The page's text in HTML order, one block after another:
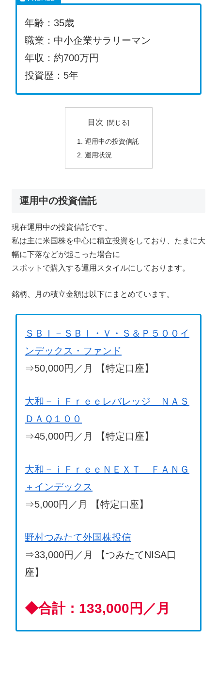
年齢：35歳
職業：中小企業サラリーマン
年収：約700万円
投資歴：5年
目次
運用中の投資信託
運用状況
運用中の投資信託
現在運用中の投資信託です。
私は主に米国株を中心に積立投資をしており、たまに大
幅に下落などが起こった場合に
スポットで購入する運用スタイルにしております。
銘柄、月の積立金額は以下にまとめています。
ＳＢＩ－ＳＢＩ・Ｖ・Ｓ＆Ｐ５００イ
ンデックス・ファンド
⇒50,000円／月 【特定口座】
大和－ｉＦｒｅｅレバレッジ ＮＡＳ
ＤＡＱ１００
⇒45,000円／月 【特定口座】
大和－ｉＦｒｅｅＮＥＸＴ ＦＡＮＧ
＋インデックス
⇒5,000円／月 【特定口座】
野村つみたて外国株投信
⇒33,000円／月 【つみたてNISA口
座】
◆合計：133,000円／月